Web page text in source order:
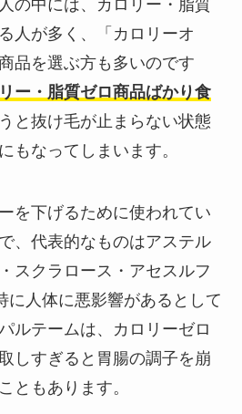
の中には、カロリー・脂質
人が多く、「カロリーオ
品を選ぶ方も多いのです
ー・脂質ゼロ商品ばかり食
と抜け毛が止まらない状態
もなってしまいます。
を下げるために使われてい
で、代表的なものはアステル
スクラロース・アセスルフ
に人体に悪影響があるとして
ルテームは、カロリーゼロ
しすぎると胃腸の調子を崩
ともあります。